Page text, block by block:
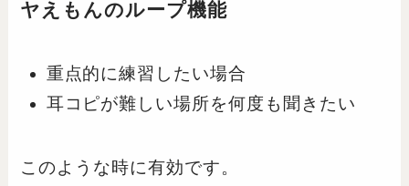
ヤえもんのループ機能
重点的に練習したい場合
耳コピが難しい場所を何度も聞きたい
このような時に有効です。